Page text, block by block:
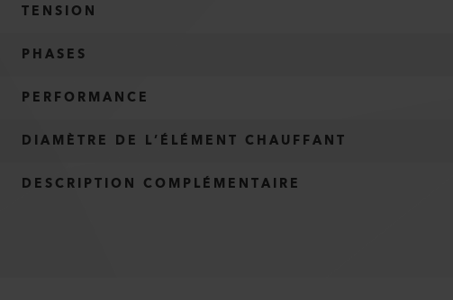
TENSION
PHASES
PERFORMANCE
DIAMÈTRE DE L’ÉLÉMENT CHAUFFANT
DESCRIPTION COMPLÉMENTAIRE